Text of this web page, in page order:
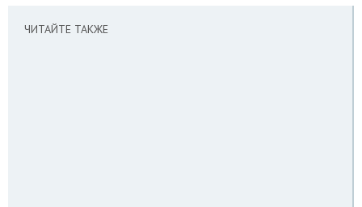
ЧИТАЙТЕ ТАКЖЕ